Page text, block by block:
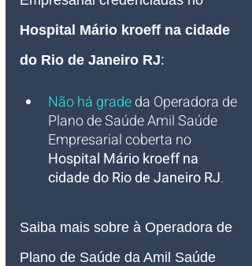
Hospital Mário kroeff na cidade
do Rio de Janeiro RJ:
Não há gradeda Operadora de
Plano de Saúde Amil Saúde
Empresarial coberta no
Hospital Mário kroeff na
cidade do Rio de Janeiro RJ.
Saiba mais sobre à Operadora de
Plano de Saúde da Amil Saúde